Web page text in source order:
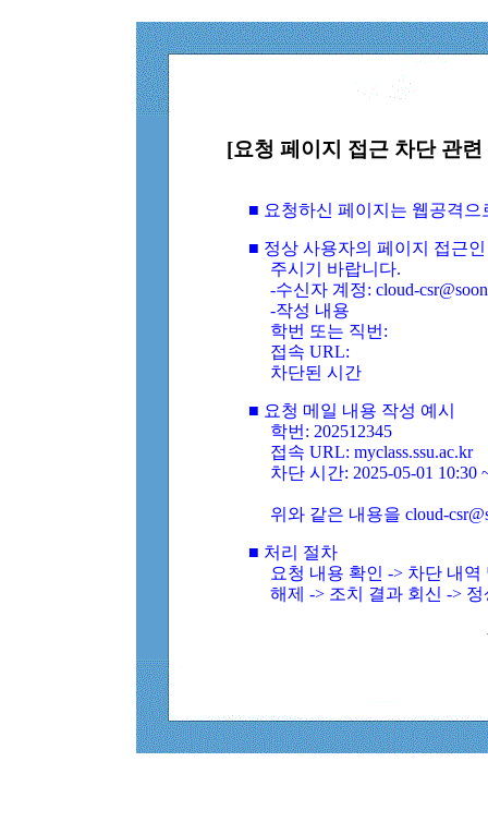
[요청 페이지 접근 차단 관
■ 요청하신 페이지는 웹공격
■ 정상 사용자의 페이지 접근
주시기 바랍니다.
-수신자 계정: cloud-
-작성 내용
학번 또는 직번:
접속 URL:
차단된 시간
■ 요청 메일 내용 작성 예시
학번: 202512345
접속 URL: myclass.ssu.ac.kr
차단 시간: 2025-05-01 10:30
위와 같은 내용을 cloud-
■ 처리 절차
요청 내용 확인 -> 차단 내
해제 -> 조치 결과 회신 ->